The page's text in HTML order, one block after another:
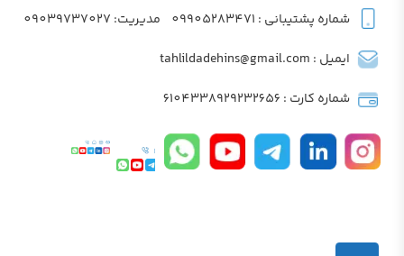
شماره پشتیبانی : 09905283471 مدیریت: 09039737027
ایمیل : tahlildadehins@gmail.com
شماره کارت : 6104338929232656